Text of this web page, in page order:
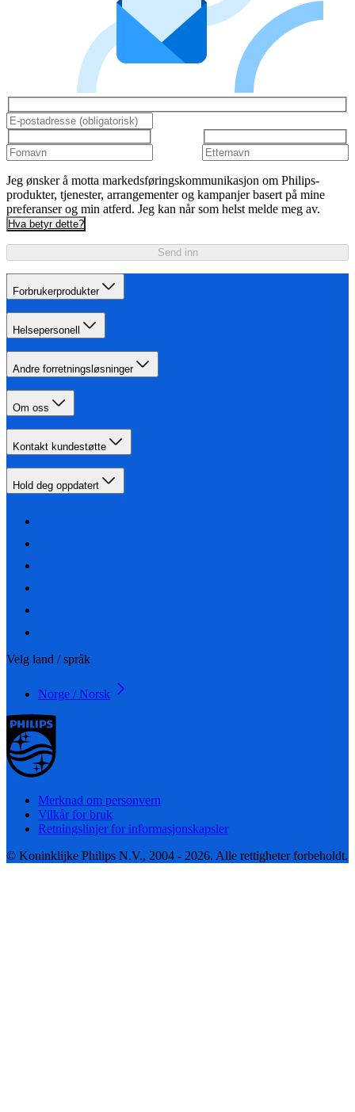
Jeg ønsker å motta markedsføringskommunikasjon om Philips-
produkter, tjenester, arrangementer og kampanjer basert på mine
preferanser og min atferd. Jeg kan når som helst melde meg av.
Hva betyr dette?
Send inn
Forbrukerprodukter
Helsepersonell
Andre forretningsløsninger
Om oss
Kontakt kundestøtte
Hold deg oppdatert
Velg land / språk
Norge / Norsk
Merknad om personvern
Vilkår for bruk
Retningslinjer for informasjonskapsler
© Koninklijke Philips N.V., 2004 - 2026. Alle rettigheter forbeholdt.